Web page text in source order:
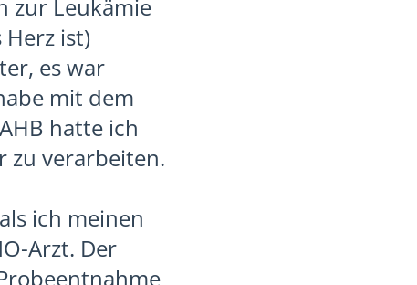
zur Leukämie
ist)
es war
mit dem
hatte ich
zu verarbeiten.
ich meinen
Arzt. Der